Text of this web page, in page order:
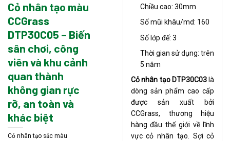
Cỏ nhân tạo màu
CCGrass
DTP30C05 – Biến
sân chơi, công
viên và khu cảnh
quan thành
không gian rực
rỡ, an toàn và
khác biệt
Cỏ nhân tạo sắc màu
Chiều cao: 30mm
Số mũi khâu/md: 160
Số lớp đế: 3
Thời gian sử dụng: trên
5 năm
Cỏ nhân tạo DTP30C03là
dòng sản phẩm cao cấp
được sản xuất bởi
CCGrass, thương hiệu
hàng đầu thế giới về lĩnh
vực cỏ nhân tạo. Sợi cỏ